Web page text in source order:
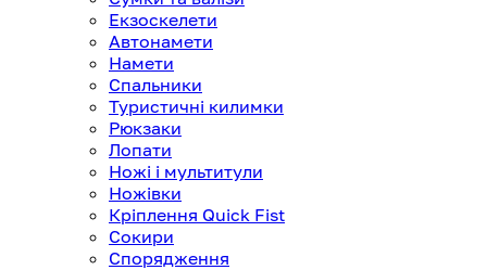
Екзоскелети
Автонамети
Намети
Спальники
Туристичні килимки
Рюкзаки
Лопати
Ножі і мультитули
Ножівки
Кріплення Quick Fist
Сокири
Спорядження